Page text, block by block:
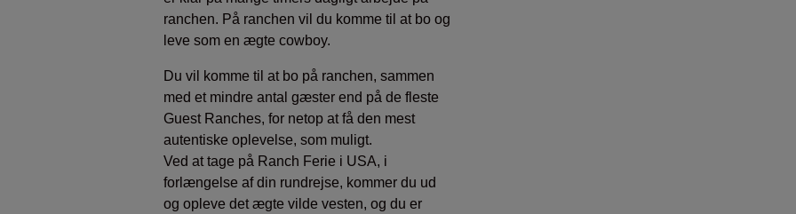
ranchen. På ranchen vil du komme til at bo og
leve som en ægte cowboy.
Du vil komme til at bo på ranchen, sammen
med et mindre antal gæster end på de fleste
Guest Ranches, for netop at få den mest
autentiske oplevelse, som muligt.
Ved at tage på Ranch Ferie i USA, i
forlængelse af din rundrejse, kommer du ud
og opleve det ægte vilde vesten, og du er